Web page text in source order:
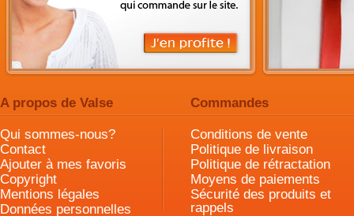
A propos de Valse Commandes
Qui sommes-nous?
Contact
Ajouter à mes favoris
Copyright
Mentions légales
Données personnelles
Conditions de vente
Politique de livraison
Politique de rétractation
Moyens de paiements
Sécurité des produits et
rappels